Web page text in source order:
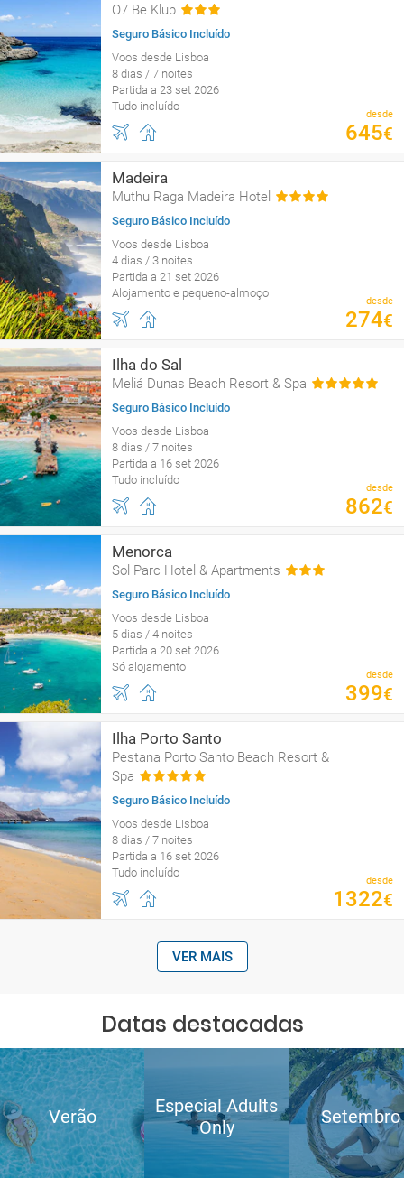
O7 Be Klub
Seguro Básico Incluído
Voos desde Lisboa
8 dias / 7 noites
Partida a 23 set 2026
Tudo incluído
desde
645€
Madeira
Muthu Raga Madeira Hotel
Seguro Básico Incluído
Voos desde Lisboa
4 dias / 3 noites
Partida a 21 set 2026
Alojamento e pequeno-almoço
desde
274€
Ilha do Sal
Meliá Dunas Beach Resort & Spa
Seguro Básico Incluído
Voos desde Lisboa
8 dias / 7 noites
Partida a 16 set 2026
Tudo incluído
desde
862€
Menorca
Sol Parc Hotel & Apartments
Seguro Básico Incluído
Voos desde Lisboa
5 dias / 4 noites
Partida a 20 set 2026
Só alojamento
desde
399€
Ilha Porto Santo
Pestana Porto Santo Beach Resort &
Spa
Seguro Básico Incluído
Voos desde Lisboa
8 dias / 7 noites
Partida a 16 set 2026
Tudo incluído
desde
1322€
VER MAIS
Datas destacadas
Verão
Especial Adults
Only
Setembro